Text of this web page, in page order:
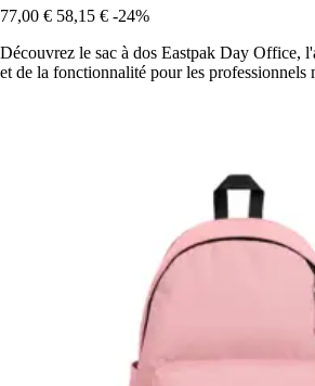
77,00 € 58,15 € -24%
Découvrez le sac à dos Eastpak Day Office,
et de la fonctionnalité pour les professionnels